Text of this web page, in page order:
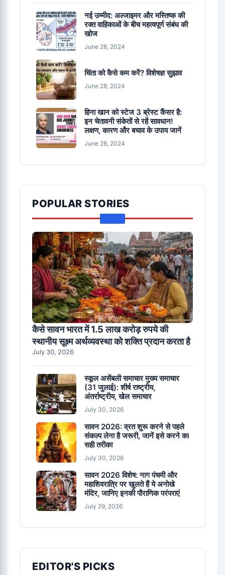
नई उम्मीद: अल्जाइमर और मस्तिष्क की
रक्त वाहिकाओं के बीच महत्वपूर्ण संबंध की
खोज
June 28, 2024
चिंता को कैसे कम करें? विशेषज्ञ सुझाव
June 28, 2024
हिना खान को स्टेज 3 ब्रेस्ट कैंसर है:
इन चेतावनी संकेतों से रहें सावधान!
लक्षण, कारण और बचाव के उपाय जानें
June 28, 2024
POPULAR STORIES
कैसे सावन भारत में 1.5 लाख करोड़ रुपये की
स्थानीय सूक्ष्म अर्थव्यवस्था को शक्ति प्रदान करता है
July 30, 2026
स्कूल असेंबली समाचार मुख्य समाचार
(31 जुलाई): शीर्ष राष्ट्रीय,
अंतर्राष्ट्रीय, खेल समाचार
July 30, 2026
सावन 2026: व्रत शुरू करने से पहले
संकल्प लेना है जरूरी, जानें इसे करने का
सही तरीका
July 30, 2026
सावन 2026 विशेष: नाग पंचमी और
महाशिवरात्रि पर खुलते हैं ये अनोखे
मंदिर, जानिए इनकी पौराणिक परंपराएं
July 29, 2026
EDITOR'S PICKS